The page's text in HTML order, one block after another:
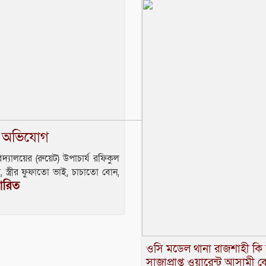
অভিযোগ
(রুয়েট) উপাচার্য রফিকুল
ফুফাতো ভাই, চাচাতো বোন,
ওসি মডেল থানা রাজশাহী কি
সাজাপ্রাপ্ত ওয়ারেন্ট আসামী